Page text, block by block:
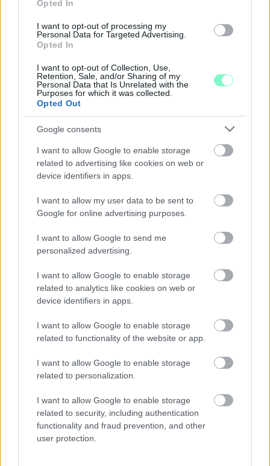
Opted In
I want to opt-out of processing my
Personal Data for Targeted Advertising.
Opted In
I want to opt-out of Collection, Use,
Retention, Sale, and/or Sharing of my
Personal Data that Is Unrelated with the
Purposes for which it was collected.
Opted Out
Google consents
I want to allow Google to enable storage
related to advertising like cookies on web or
device identifiers in apps.
I want to allow my user data to be sent to
Google for online advertising purposes.
I want to allow Google to send me
personalized advertising.
I want to allow Google to enable storage
related to analytics like cookies on web or
device identifiers in apps.
I want to allow Google to enable storage
related to functionality of the website or app.
I want to allow Google to enable storage
related to personalization.
I want to allow Google to enable storage
related to security, including authentication
functionality and fraud prevention, and other
user protection.
A BAROKK ÖSSZES ÁRNYALATA ÉS MÉG EGY SOR
KIVÁLÓ PROGRAM VÁR MINDENKIT EZEN A HÉTVÉGÉN
GYŐRBEN
Középpontban a hagyományőrzés, de lesz Pogány Induló és
Majka koncert, jóga szeánsz, “borhajózás” és egy csomó minden
ENERGIATAKARÉKOSSÁG: KORÁBBAN KEZDŐDIK
A GYŐRI AUDI ETO KC PÉNTEKI FELKÉSZÜLÉSI
MÉRKŐZÉSE
Az energiaellátás tehermentesítése érdekében másfél órával